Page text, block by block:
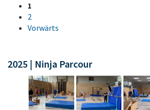
1
2
Vorwärts
2025 | Ninja Parcour